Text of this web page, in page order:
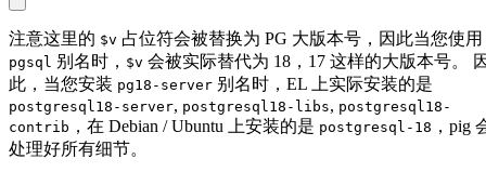
注意这里的 $v 占位符会被替换为 PG 大版本号，因此当您使用
pgsql 别名时， $v 会被实际替代为 18，17 这样的大版本号。
此，当您安装 pg18-server 别名时，EL 上实际安装的是
postgresql18-server, postgresql18-libs, postgresql18-
contrib ，在 Debian / Ubuntu 上安装的是 postgresql-18 ，pig
处理好所有细节。